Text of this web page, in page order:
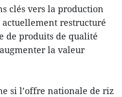
clés vers la production
restructuré
de produits de qualité
la valeur
si l’offre nationale de riz